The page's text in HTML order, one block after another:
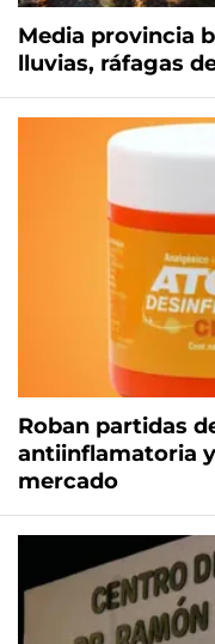
Media provincia
lluvias, ráfagas
Roban partidas
antiinflamatoria
mercado